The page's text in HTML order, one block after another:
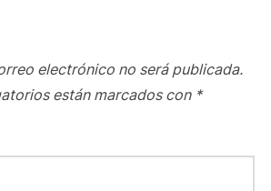
electrónico no será publicada.
están marcados con *